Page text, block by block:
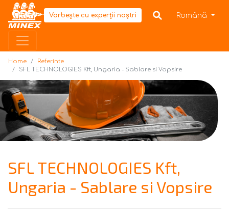
Home
Vorbește cu experții noștri Română
Home
Referinte
SFL TECHNOLOGIES Kft, Ungaria - Sablare si Vopsire
SFL TECHNOLOGIES Kft,
Ungaria - Sablare si Vopsire